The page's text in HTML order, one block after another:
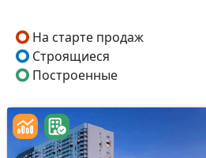
На старте продаж
Строящиеся
Построенные